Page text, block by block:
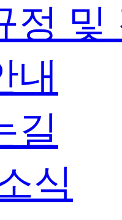
정 및
내
길
식